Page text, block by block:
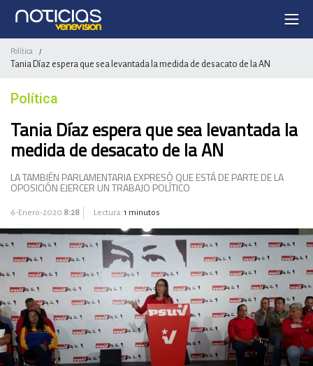
Política /
Tania Díaz espera que sea levantada la medida de desacato de la AN
Política
Tania Díaz espera que sea levantada la
medida de desacato de la AN
LA TAMBIÉN PARLAMENTARIA EXPRESÓ QUE ESTÁ DE PARTE DE LA
OPOSICIÓN EJERCER UN TRABAJO POLÍTICO
6-Enero-2020 8:28 Lectura: 1 minutos